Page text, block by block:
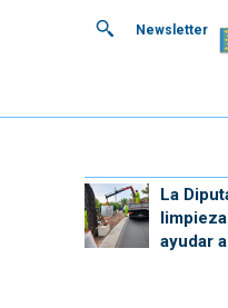
Newsletter
La
ayudar